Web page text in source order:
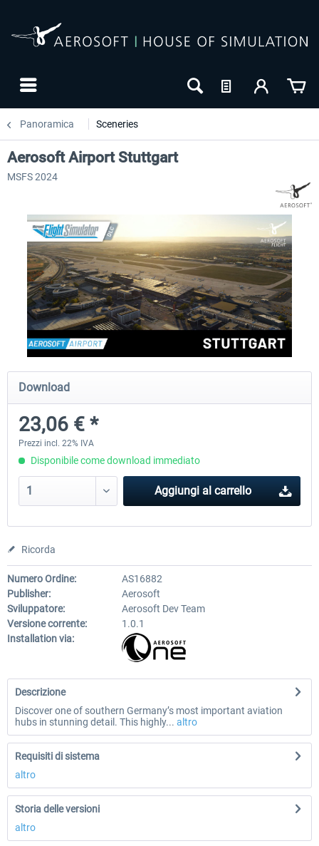
Panoramica Sceneries
NUOVO
Aerosoft Offshore Landmarks: North
Sea MSFS 2024
17,42 € *
Aerosoft Mega Airport
Aerosoft Airport Stuttgart
MSFS 2024
Download
23,06 € *
Prezzi incl. 22% IVA
Disponibile come download immediato
Aggiungi al carrello
Ricorda
Numero Ordine:
AS16882
Publisher:
Aerosoft
Sviluppatore:
Aerosoft Dev Team
Versione corrente:
1.0.1
Installation via:
Descrizione
Discover one of southern Germany’s most important aviation
hubs in stunning detail. This highly... altro
Requisiti di sistema
altro
Storia delle versioni
altro